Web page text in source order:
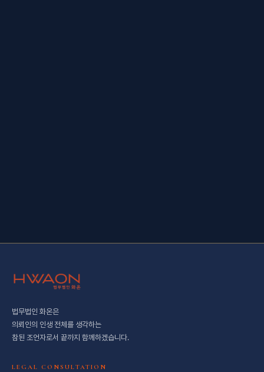
법무법인 화온은
의뢰인의 인생 전체를 생각하는
참된 조언자로서 끝까지 함께하겠습니다.
LEGAL CONSULTATION